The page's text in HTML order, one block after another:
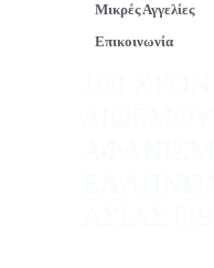
Μικρές Αγγελίες
Επικοινωνία